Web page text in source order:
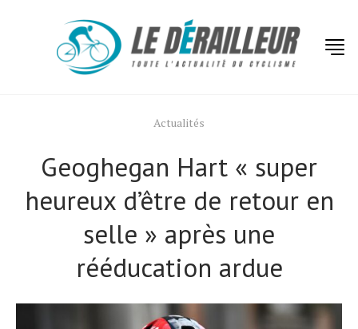
Actualités
Geoghegan Hart « super
heureux d’être de retour en
selle » après une
rééducation ardue